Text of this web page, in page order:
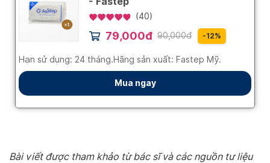
Bài viết được tham khảo từ bác sĩ và các nguồn tư liệu